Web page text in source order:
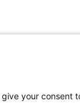
your consent